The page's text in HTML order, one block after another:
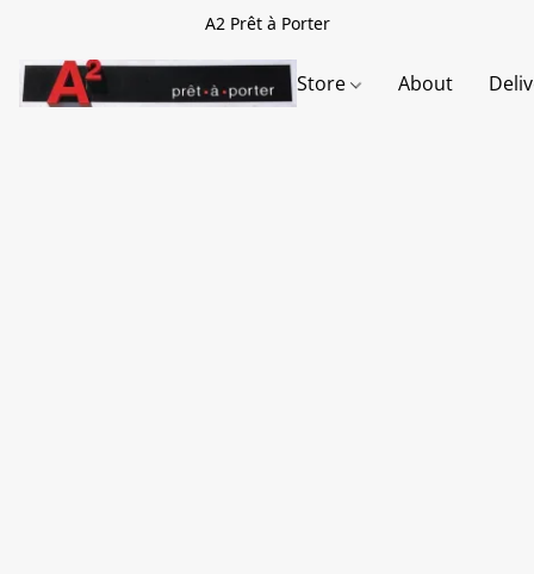
A2 Prêt à Porter
Store About